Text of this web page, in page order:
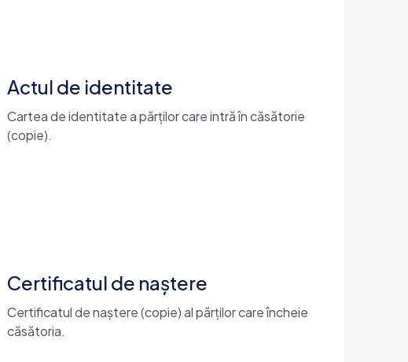
Actul de identitate
Cartea de identitate a părților care intră în căsătorie
(copie).
Certificatul de naștere
Certificatul de naștere (copie) al părților care încheie
căsătoria.